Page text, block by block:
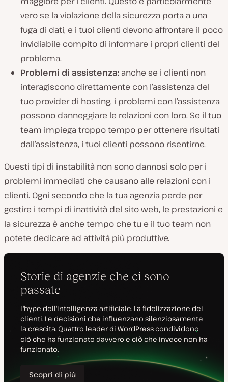
vero se la violazione della sicurezza porta a una
fuga di dati, e i tuoi clienti devono affrontare il poco
invidiabile compito di informare i propri clienti del
problema.
Problemi di assistenza: anche se i clienti non
interagiscono direttamente con l’assistenza del
tuo provider di hosting, i problemi con l’assistenza
possono danneggiare le relazioni con loro. Se il tuo
team impiega troppo tempo per ottenere risultati
dall’assistenza, i tuoi clienti possono risentirne.
Questi tipi di instabilità non sono dannosi solo per i
problemi immediati che causano alle relazioni con i
clienti. Ogni secondo che la tua agenzia perde per
gestire i tempi di inattività del sito web, le prestazioni e
la sicurezza è anche tempo che tu e il tuo team non
potete dedicare ad attività più produttive.